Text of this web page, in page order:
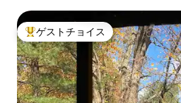
大好評のゲストチョイスです。
ゲストチョイス